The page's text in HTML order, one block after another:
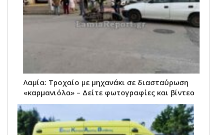
Λαμία: Τροχαίο με μηχανάκι σε διασταύρωση
«καρμανιόλα» – Δείτε φωτογραφίες και βίντεο